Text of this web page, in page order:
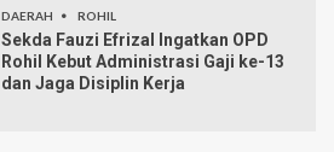
DAERAH ROHIL
Sekda Fauzi Efrizal Ingatkan OPD
Rohil Kebut Administrasi Gaji ke-13
dan Jaga Disiplin Kerja